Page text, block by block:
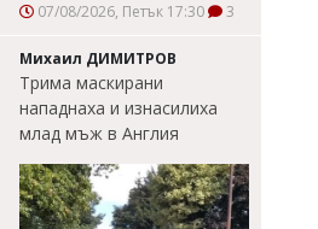
07/08/2026, Петък 17:30 3
Михаил ДИМИТРОВ
Трима маскирани
нападнаха и изнасилиха
млад мъж в Англия